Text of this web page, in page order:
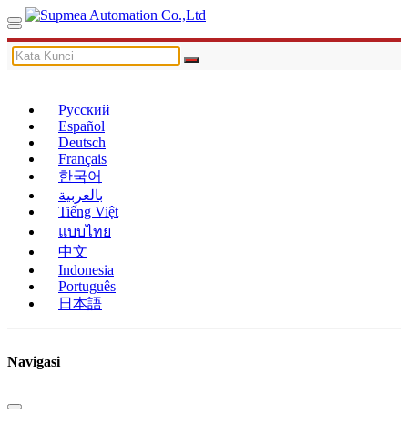
Русский
Español
Deutsch
Français
한국어
بالعربية
Tiếng Việt
แบบไทย
中文
Indonesia
Português
日本語
Navigasi